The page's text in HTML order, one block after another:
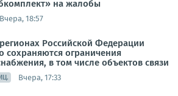
на жалобы
Вчера, 18:57
Российской Федерации
сохраняются ограничения
в том числе объектов связи
Вчера, 17:33